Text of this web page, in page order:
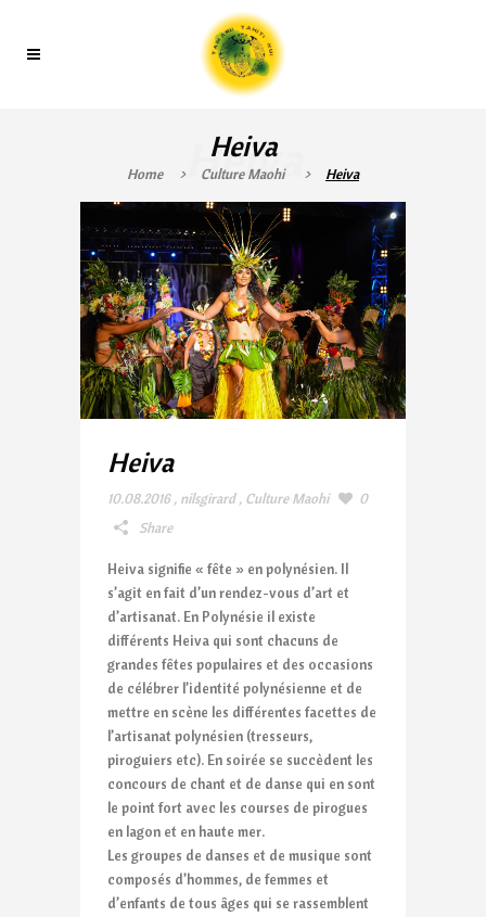
Heiva
Heiva
Home > Culture Maohi > Heiva
Heiva
10.08.2016 , nilsgirard , Culture Maohi
0
Share
Heiva signifie « fête » en polynésien. Il
s’agit en fait d’un rendez-vous d’art et
d’artisanat. En Polynésie il existe
différents Heiva qui sont chacuns de
grandes fêtes populaires et des occasions
de célébrer l’identité polynésienne et de
mettre en scène les différentes facettes de
l’artisanat polynésien (tresseurs,
piroguiers etc). En soirée se succèdent les
concours de chant et de danse qui en sont
le point fort avec les courses de pirogues
en lagon et en haute mer.
Les groupes de danses et de musique sont
composés d’hommes, de femmes et
d’enfants de tous âges qui se rassemblent